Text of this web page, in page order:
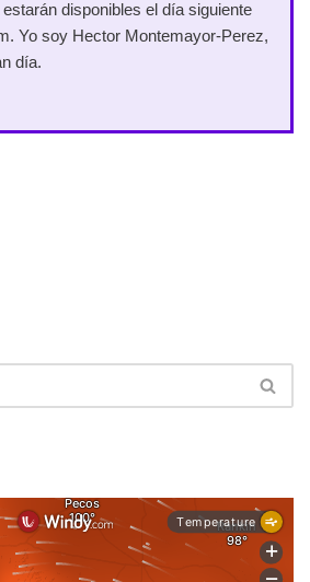
disponibles el día siguiente
Yo soy Hector Montemayor-Perez,
día.